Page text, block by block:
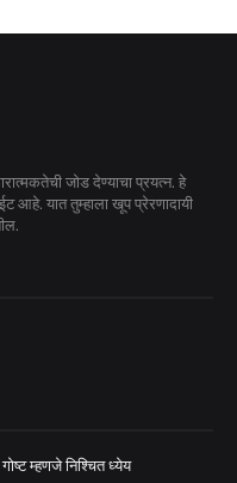
जोड देण्याचा प्रयत्न. हे
आहे. यात तुम्हाला खूप प्रेरणादायी
गोष्ट म्हणजे निश्चित ध्येय